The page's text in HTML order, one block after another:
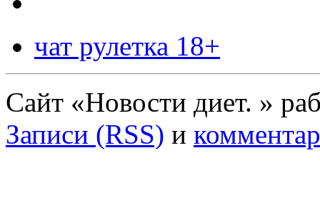
чат рулетка 18+
Сайт «Новости диет. »
Записи (RSS) и